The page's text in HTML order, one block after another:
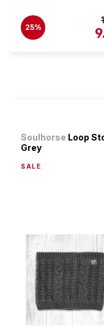
25%
Soulhorse Loop
Grey
SALE